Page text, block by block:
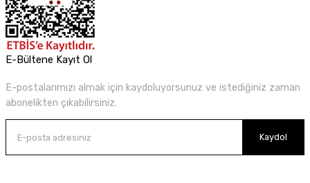
E-Bültene Kayıt Ol
E-postalarımızı almak için kaydoluyorsunuz ve istediğiniz zaman
abonelikten çıkabilirsiniz.
Kaydol